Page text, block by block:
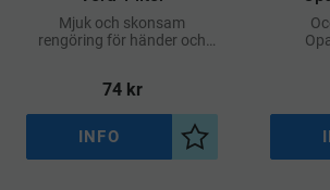
Mjuk och skonsam
rengöring för händer och
vårdande egenskaper
74kr
Lägg till i
INFO